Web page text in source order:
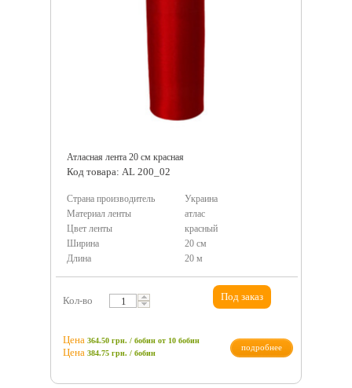
Атласная лента 20 см красная
Код товара: AL 200_02
Страна производитель
Украина
Материал ленты
атлас
Цвет ленты
красный
Ширина
20 см
Длина
20 м
Кол-во Под заказ
Цена 364.50 грн. / бобин от 10 бобин
Цена 384.75 грн. / бобин
подробнее